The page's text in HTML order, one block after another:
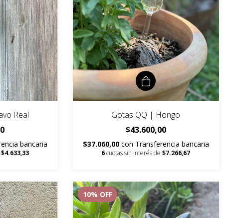
Real
bancaria
$4.633,33
Gotas QQ | Hongo
$43.600,00
$37.060,00 con Transferencia bancaria
6cuotas sin interés de$7.266,67
10% OFF